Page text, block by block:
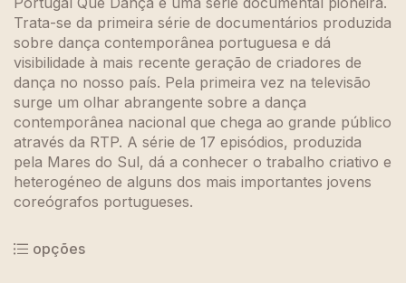
Trata-se da primeira série de documentários produzida
sobre dança contemporânea portuguesa e dá
visibilidade à mais recente geração de criadores de
dança no nosso país. Pela primeira vez na televisão
surge um olhar abrangente sobre a dança
contemporânea nacional que chega ao grande público
através da RTP. A série de 17 episódios, produzida
pela Mares do Sul, dá a conhecer o trabalho criativo e
heterogéneo de alguns dos mais importantes jovens
coreógrafos portugueses.
opções